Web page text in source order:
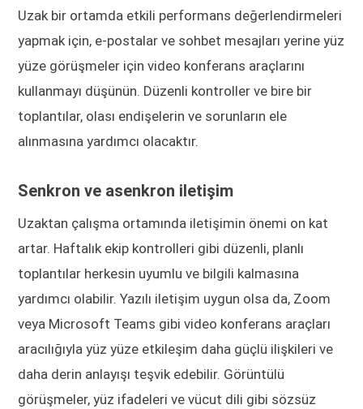
Uzak bir ortamda etkili performans değerlendirmeleri
yapmak için, e-postalar ve sohbet mesajları yerine yüz
yüze görüşmeler için video konferans araçlarını
kullanmayı düşünün. Düzenli kontroller ve bire bir
toplantılar, olası endişelerin ve sorunların ele
alınmasına yardımcı olacaktır.
Senkron ve asenkron iletişim
Uzaktan çalışma ortamında iletişimin önemi on kat
artar. Haftalık ekip kontrolleri gibi düzenli, planlı
toplantılar herkesin uyumlu ve bilgili kalmasına
yardımcı olabilir. Yazılı iletişim uygun olsa da, Zoom
veya Microsoft Teams gibi video konferans araçları
aracılığıyla yüz yüze etkileşim daha güçlü ilişkileri ve
daha derin anlayışı teşvik edebilir. Görüntülü
görüşmeler, yüz ifadeleri ve vücut dili gibi sözsüz